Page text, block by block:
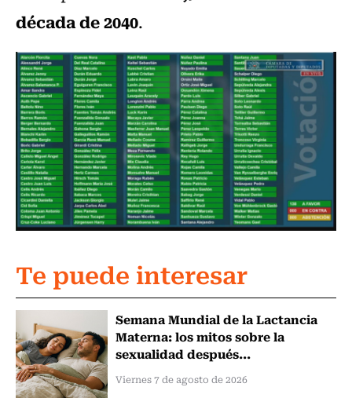
década de 2040.
Te puede interesar
Semana Mundial de la Lactancia
Materna: los mitos sobre la
sexualidad después...
Viernes 7 de agosto de 2026